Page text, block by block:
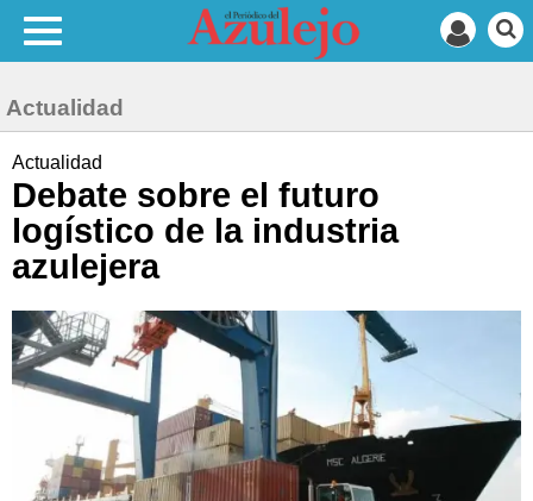
Actualidad
Actualidad
Debate sobre el futuro
logístico de la industria
azulejera